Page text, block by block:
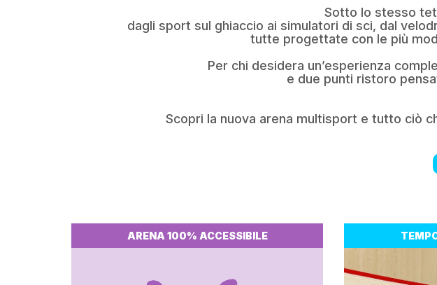
Sotto lo stesso
dagli sport sul ghiaccio ai simulatori di sci, dal
tutte progettate con le più
Per chi desidera un’esperienza
e due punti ristoro
Scopri la nuova arena multisport e tutto ciò
ARENA 100% ACCESSIBILE